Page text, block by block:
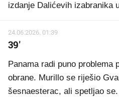
izdanje Dalićevih izabranika
24.06.2026. 01:39
39'
Panama radi puno problema
obrane. Murillo se riješio
šesnaesterac, ali spetljao se.